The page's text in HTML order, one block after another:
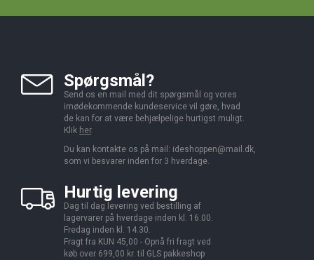
Spørgsmål?
Send os en mail med dit spørgsmål og vores
imødekommende kundeservice vil gøre, hvad
de kan for at være behjælpelige hurtigst muligt.
Klik her.
Du kan kontakte os på mail: ideshoppen@mail.dk,
som vi besvarer inden for 3 hverdage.
Hurtig levering
Dag til dag levering ved bestilling af
lagervarer på hverdage inden kl. 16.00.
Fredag inden kl. 14.30.
Fragt fra KUN 45,00 - Opnå fri fragt ved
køb over 699,00 kr. til GLS pakkeshop